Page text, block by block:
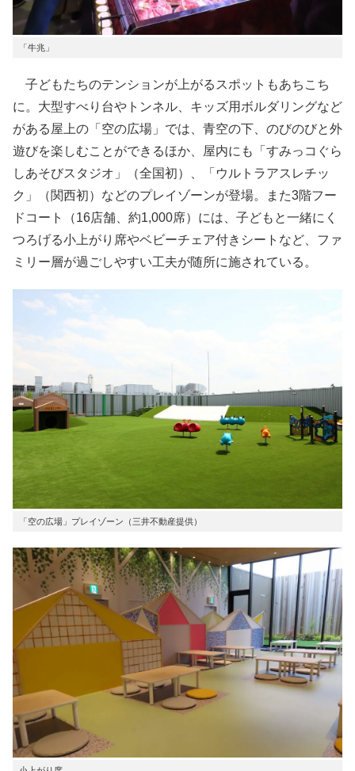
「牛兆」
子どもたちのテンションが上がるスポットもあちこち
に。大型すべり台やトンネル、キッズ用ボルダリングなど
がある屋上の「空の広場」では、青空の下、のびのびと外
遊びを楽しむことができるほか、屋内にも「すみっコぐら
しあそびスタジオ」（全国初）、「ウルトラアスレチッ
ク」（関西初）などのプレイゾーンが登場。また3階フー
ドコート（16店舗、約1,000席）には、子どもと一緒にく
つろげる小上がり席やベビーチェア付きシートなど、ファ
ミリー層が過ごしやすい工夫が随所に施されている。
「空の広場」プレイゾーン（三井不動産提供）